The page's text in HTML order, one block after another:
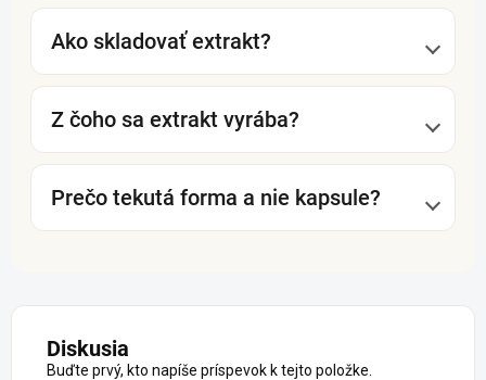
Ako skladovať extrakt?
Z čoho sa extrakt vyrába?
Prečo tekutá forma a nie kapsule?
Diskusia
Buďte prvý, kto napíše príspevok k tejto položke.